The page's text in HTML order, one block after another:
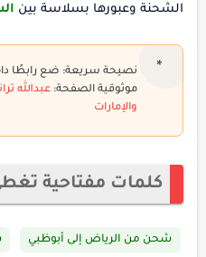
الشحنة وعبورها بسلاسة بين
موثوقية الصفحة: عبدالله
والإمارات
كلمات مفتاحية
شحن من الرياض إلى أبوظبي